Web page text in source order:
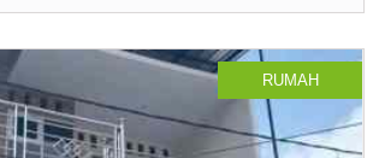
RUMAH